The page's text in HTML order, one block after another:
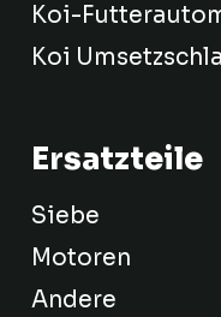
Koi-
Koi
Ersatzteile
Siebe
Motoren
Andere